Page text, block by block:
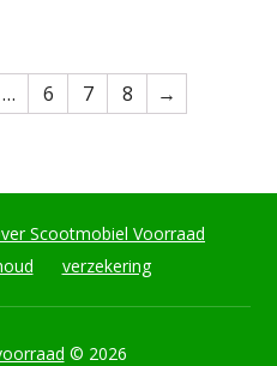
… 6 7 8 →
Scootmobiel Voorraad
verzekering
© 2026